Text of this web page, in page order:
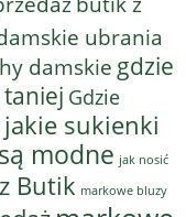
ubrania
damskie gdzie
Gdzie
jakie sukienki
modne jak nosić
Butik markowe bluzy